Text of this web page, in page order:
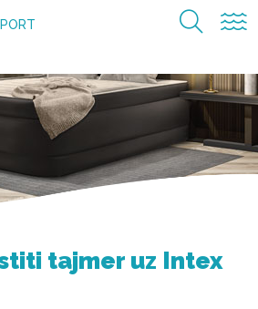
tajmer uz Intex